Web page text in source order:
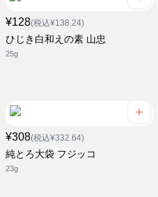
¥128(税込¥138.24)
ひじき白和えの素 山忠
25g
¥308(税込¥332.64)
純とろ大袋 フジッコ
23g